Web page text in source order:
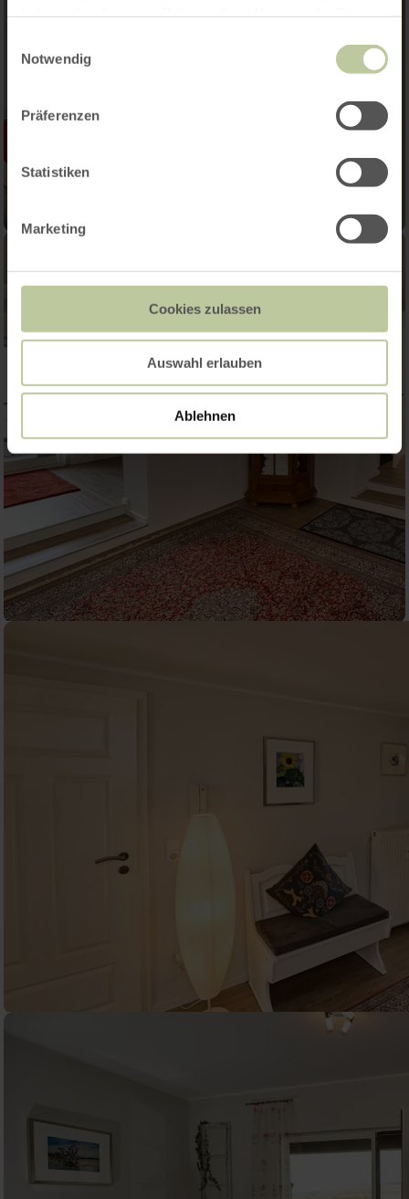
Notwendig
Präferenzen
Statistiken
Marketing
Cookies zulassen
Auswahl erlauben
Ablehnen